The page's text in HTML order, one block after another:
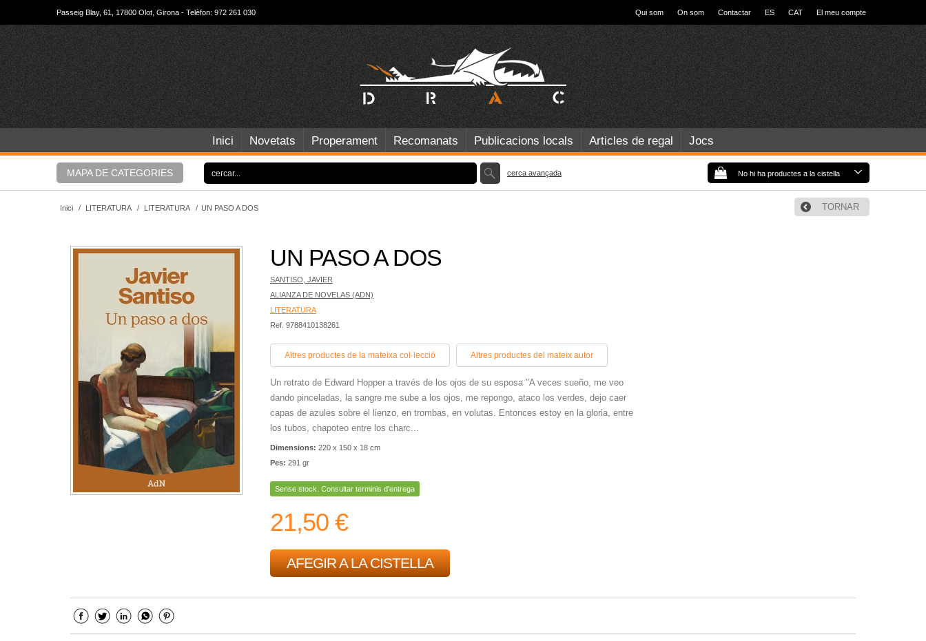
Passeig Blay, 61, 17800 Olot, Girona - Telèfon: 972 261 030 Qui som On som Contactar ES CAT El meu compte
Inici Novetats Properament Recomanats Publicacions locals Articles de regal Jocs
MAPA DE CATEGORIES No hi ha productes a la cistella
cerca avançada
Inici / LITERATURA / LITERATURA / UN PASO A DOS TORNAR
UN PASO A DOS
SANTISO, JAVIER
ALIANZA DE NOVELAS (ADN)
LITERATURA
Ref. 9788410138261
Altres productes de la mateixa col·lecció Altres productes del mateix autor
Un retrato de Edward Hopper a través de los ojos de su esposa "A veces sueño, me veo
dando pinceladas, la sangre me sube a los ojos, me repongo, ataco los verdes, dejo caer
capas de azules sobre el lienzo, en trombas, en volutas. Entonces estoy en la gloria, entre
los tubos, chapoteo entre los charc...
Dimensions: 220 x 150 x 18 cm
Pes: 291 gr
Sense stock. Consultar terminis d'entrega
21,50 €
AFEGIR A LA CISTELLA